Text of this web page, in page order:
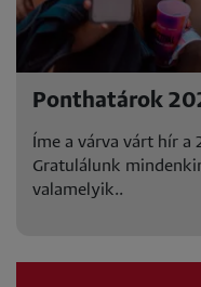
Ponthatárok
Íme a várva várt hír
Gratulálunk
valamelyik..